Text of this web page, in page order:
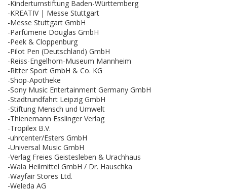
-Kinderturnstiftung Baden-Württemberg
-KREATIV | Messe Stuttgart
-Messe Stuttgart GmbH
-Parfümerie Douglas GmbH
-Peek & Cloppenburg
-Pilot Pen (Deutschland) GmbH
-Reiss-Engelhorn-Museum Mannheim
-Ritter Sport GmbH & Co. KG
-Shop-Apotheke
-Sony Music Entertainment Germany GmbH
-Stadtrundfahrt Leipzig GmbH
-Stiftung Mensch und Umwelt
-Thienemann Esslinger Verlag
-Tropilex B.V.
-uhrcenter/Esters GmbH
-Universal Music GmbH
-Verlag Freies Geistesleben & Urachhaus
-Wala Heilmittel GmbH / Dr. Hauschka
-Wayfair Stores Ltd.
-Weleda AG